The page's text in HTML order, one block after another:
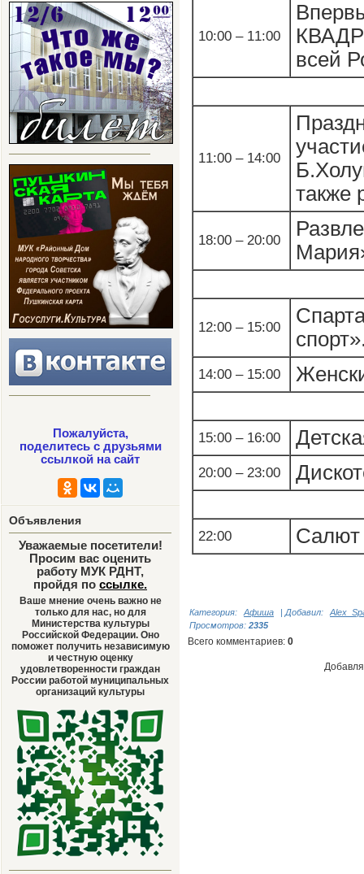
Пожалуйста,
поделитесь с друзьями
ссылкой на сайт
Объявления
Уважаемые посетители!
Просим вас оценить
работу МУК РДНТ,
пройдя по ссылке.
Ваше мнение очень важно не
только для нас, но для
Министерства культуры
Российской Федерации. Оно
поможет получить независимую
и честную оценку
удовлетворенности граждан
России работой муниципальных
организаций культуры
10:00 – 11:00
всей
11:00 – 14:00
также
18:00 – 20:00
12:00 – 15:00
14:00 – 15:00
15:00 – 16:00
20:00 – 23:00
22:00 Салют
Категория: Афиша | Добавил:
Просмотров: 2335
Всего комментариев: 0